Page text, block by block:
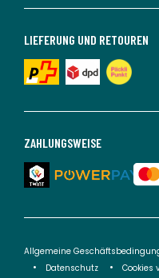
ZAHLUNGSWEISE
LIEFERUNG UND RETOUREN
Allgemeine
Datenschutz
Cookies